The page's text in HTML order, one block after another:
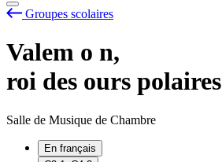
Groupes scolaires
Valem o n,
roi des ours polaires
Salle de Musique de Chambre
En français